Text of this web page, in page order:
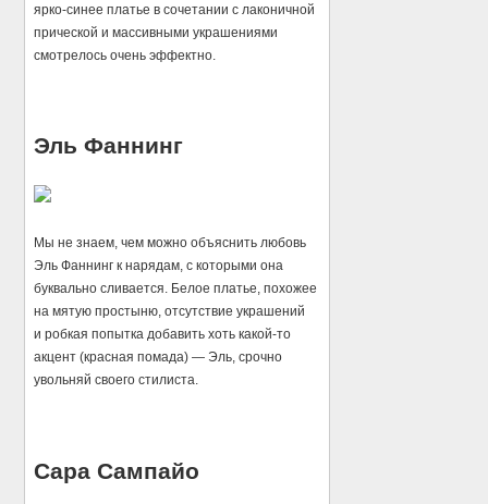
ярко-синее платье в сочетании с лаконичной
прической и массивными украшениями
смотрелось очень эффектно.
Эль Фаннинг
Мы не знаем, чем можно объяснить любовь
Эль Фаннинг к нарядам, с которыми она
буквально сливается. Белое платье, похожее
на мятую простыню, отсутствие украшений
и робкая попытка добавить хоть какой-то
акцент (красная помада) — Эль, срочно
увольняй своего стилиста.
Сара Сампайо